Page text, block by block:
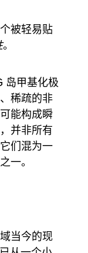
被轻易贴
。
岛甲基化极
稀疏的非
能构成瞬
并非所有
们混为一
一。
当今的现